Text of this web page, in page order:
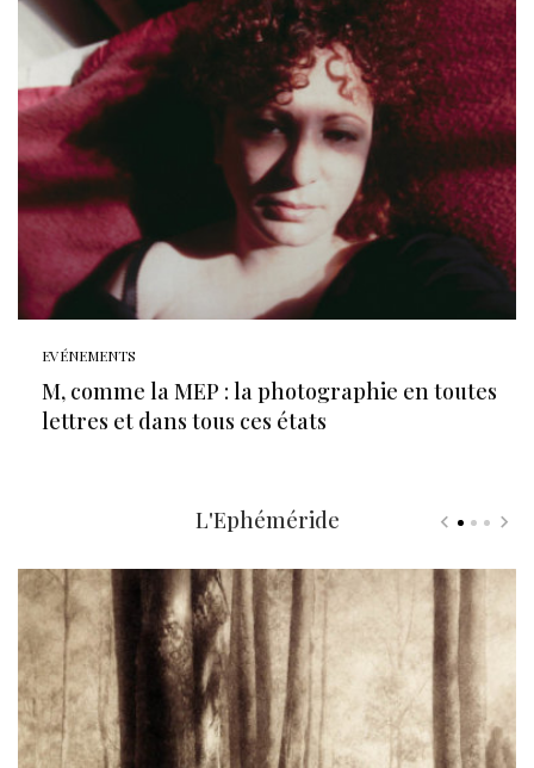
EVÉNEMENTS
M, comme la MEP : la photographie en toutes
lettres et dans tous ces états
L'Ephéméride